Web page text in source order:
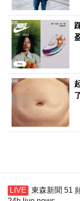
PR
PR
東森新聞 51